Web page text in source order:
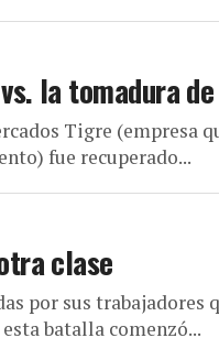
la tomadura
Tigre (empresa
fue recuperado...
clase
por sus
batalla comenzó...